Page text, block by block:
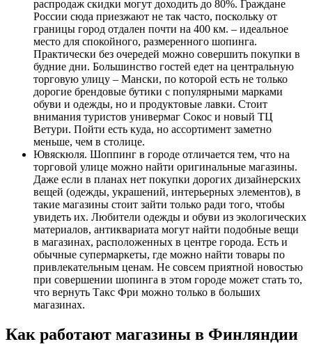
распродаж скидки могут доходить до 80%. Граждане
России сюда приезжают не так часто, поскольку от
границы город отдален почти на 400 км. – идеальное
место для спокойного, размеренного шопинга.
Практически без очередей можно совершить покупки в
будние дни. Большинство гостей едет на центральную
торговую улицу – Мански, по которой есть не только
дорогие брендовые бутики с популярными марками
обуви и одежды, но и продуктовые лавки. Стоит
внимания туристов универмаг Сокос и новый ТЦ
Ветури. Пойти есть куда, но ассортимент заметно
меньше, чем в столице.
Ювяскюля. Шоппинг в городе отличается тем, что на
торговой улице можно найти оригинальные магазины.
Даже если в планах нет покупки дорогих дизайнерских
вещей (одежды, украшений, интерьерных элементов), в
такие магазины стоит зайти только ради того, чтобы
увидеть их. Любители одежды и обуви из экологических
материалов, антиквариата могут найти подобные вещи
в магазинах, расположенных в центре города. Есть и
обычные супермаркеты, где можно найти товары по
привлекательным ценам. Не совсем приятной новостью
при совершении шопинга в этом городе может стать то,
что вернуть Такс Фри можно только в больших
магазинах.
Как работают магазины в Финляндии